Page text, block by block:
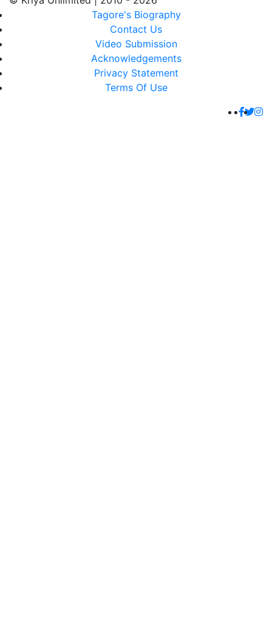
Tagore's Biography
Contact Us
Video Submission
Acknowledgements
Privacy Statement
Terms Of Use